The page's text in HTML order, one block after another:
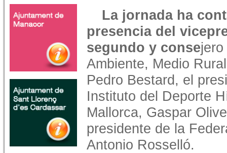
La jornada ha
presencia del
segundo y conse
Ambiente, Medio
Pedro Bestard, el
Instituto del Deporte
Mallorca, Gaspar
presidente de la
Antonio Rosselló.